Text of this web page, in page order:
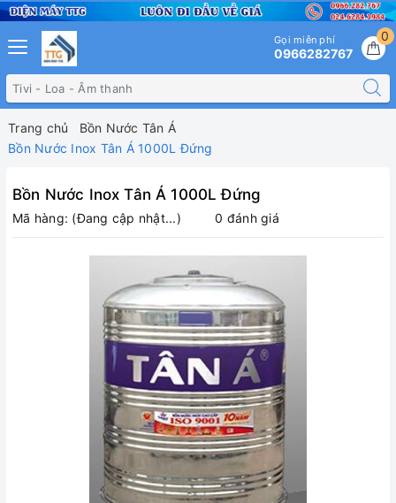
0
Gọi miễn phí
0966282767
Trang chủ
Bồn Nước Tân Á
Bồn Nước Inox Tân Á 1000L Đứng
Bồn Nước Inox Tân Á 1000L Đứng
Mã hàng: (Đang cập nhật...) 0 đánh giá